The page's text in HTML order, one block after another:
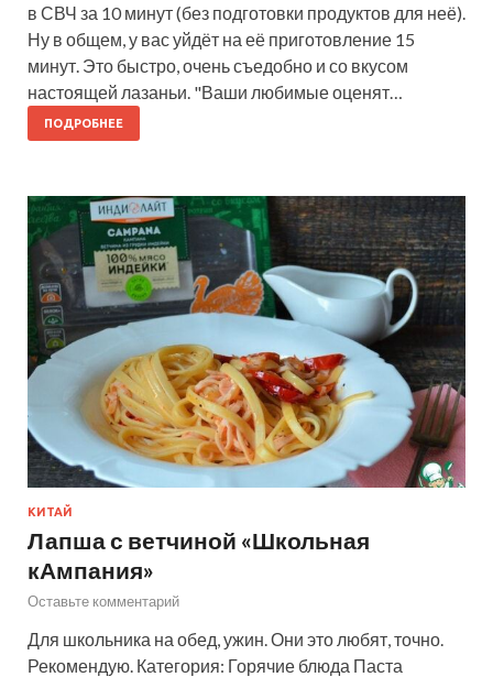
в СВЧ за 10 минут (без подготовки продуктов для неё).
Ну в общем, у вас уйдёт на её приготовление 15
минут. Это быстро, очень съедобно и со вкусом
настоящей лазаньи. "Ваши любимые оценят…
ПОДРОБНЕЕ
КИТАЙ
Лапша с ветчиной «Школьная
кАмпания»
Оставьте комментарий
Для школьника на обед, ужин. Они это любят, точно.
Рекомендую. Категория: Горячие блюда Паста